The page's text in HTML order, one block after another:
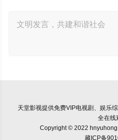
天堂影视提供免费VIP电视剧、娱乐
全在线
Copyright © 2022
藏ICP备